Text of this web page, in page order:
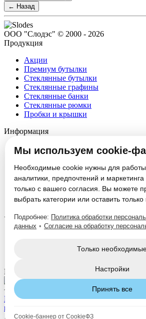
← Назад
ООО "Слодэс" © 2000 - 2026
Продукция
Акции
Премиум бутылки
Стеклянные бутылки
Стеклянные графины
Стеклянные банки
Стеклянные рюмки
Пробки и крышки
Информация
О компании
Новости
Блог
Вакансии
Контакты
Настроить cookie
Услуги
Изготовление формокомплектов
Мы в соцсетях:
Политика конфиденциальности
персональных данных
Дизайн и разработка
Мы используем cookie-
Необходимые cookie нужны для
аналитики, предпочтений и маркетинга
только с вашего согласия. Вы можете
выбрать категории или оставить
Подробнее: Политика обработки
данных • Согласие на обработку
Только
Настройки
Принять все
Cookie-баннер от CookieФЗ